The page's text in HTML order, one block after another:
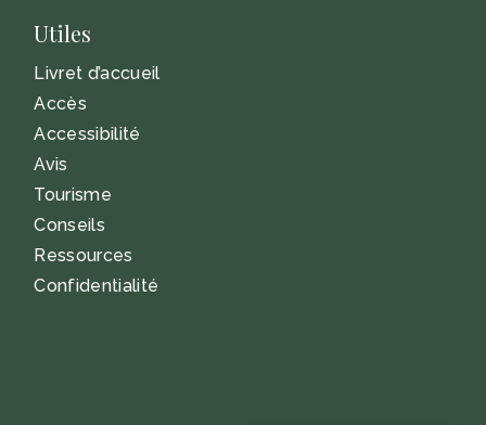
Utiles
Livret d’accueil
Accès
Accessibilité
Avis
Tourisme
Conseils
Ressources
Confidentialité